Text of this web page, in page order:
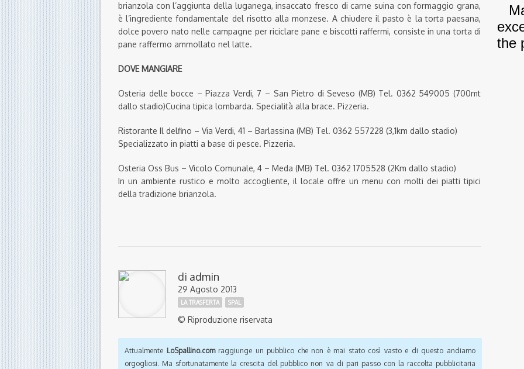
brianzola con l’aggiunta della luganega, insaccato fresco di carne suina con formaggio grana,
è l’ingrediente fondamentale del risotto alla monzese. A chiudere il pasto è la torta paesana,
dolce povero nato nelle campagne per riciclare pane e biscotti raffermi, consiste in una torta di
pane raffermo ammollato nel latte.
DOVE MANGIARE
Osteria delle bocce – Piazza Verdi, 7 – San Pietro di Seveso (MB) Tel. 0362 549005 (700mt
dallo stadio)Cucina tipica lombarda. Specialità alla brace. Pizzeria.
Ristorante Il delfino – Via Verdi, 41 – Barlassina (MB) Tel. 0362 557228 (3,1km dallo stadio)
Specializzato in piatti a base di pesce. Pizzeria.
Osteria Oss Bus – Vicolo Comunale, 4 – Meda (MB) Tel. 0362 1705528 (2Km dallo stadio)
In un ambiente rustico e molto accogliente, il locale offre un menu con molti dei piatti tipici
della tradizione brianzola.
di admin
29 Agosto 2013
LA TRASFERTA SPAL
© Riproduzione riservata
Attualmente LoSpallino.comraggiunge un pubblico che non è mai stato così vasto e di questo andiamo
orgogliosi. Ma sfortunatamente la crescita del pubblico non va di pari passo con la raccolta pubblicitaria